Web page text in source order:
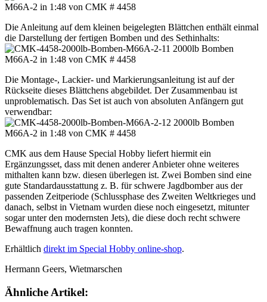
Die Anleitung auf dem kleinen beigelegten Blättchen enthält einmal
die Darstellung der fertigen Bomben und des Sethinhalts:
Die Montage-, Lackier- und Markierungsanleitung ist auf der
Rückseite dieses Blättchens abgebildet. Der Zusammenbau ist
unproblematisch. Das Set ist auch von absoluten Anfängern gut
verwendbar:
CMK aus dem Hause Special Hobby liefert hiermit ein
Ergänzungsset, dass mit denen anderer Anbieter ohne weiteres
mithalten kann bzw. diesen überlegen ist. Zwei Bomben sind eine
gute Standardausstattung z. B. für schwere Jagdbomber aus der
passenden Zeitperiode (Schlussphase des Zweiten Weltkrieges und
danach, selbst in Vietnam wurden diese noch eingesetzt, mitunter
sogar unter den modernsten Jets), die diese doch recht schwere
Bewaffnung auch tragen konnten.
Erhältlich direkt im Special Hobby online-shop.
Hermann Geers, Wietmarschen
Ähnliche Artikel: